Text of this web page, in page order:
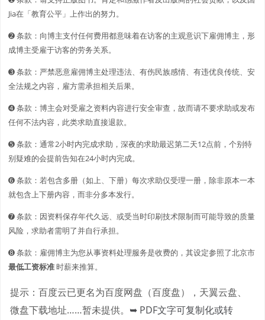
Jia在「教育公平」上作出的努力。
➋️️ 条款：向博主支付任何费用都意味着在访客的主观意识下雇佣博主，形
成博主受雇于访客的劳务关系。
➌ 条款：严禁恶意雇佣博主处理违法、有伤民族感情、有违优良传统、安
全法规之内容，雇方需承担相关后果。
➍ 条款：博主会对受雇之资料内容进行安全审查，故而请不要求助或发布
任何不法内容，此类求助直接退款。
➎ 条款：通常2小时内完成求助，深夜的求助最迟第二天12点前，个别特
别疑难的会提前告知在24小时内完成。
➏ 条款：若包含多册（如上、下册）每次求助仅受理一册，除非原本一本
就包含上下册内容，而非分多本发行。
➐ 条款：因资料保存年代久远、或受当时印刷技术限制而可能导致的质量
风险，求助者需明了并自行承担。
➑ 条款：雇佣博主为您从事资料处理服务是收费的，其设定参照了北京市
最低工资标准时薪来推算。
提示：百度云已更名为百度网盘（百度盘），天翼云盘、
微盘下载地址……暂未提供。 ➥ PDF文字可复制化或转